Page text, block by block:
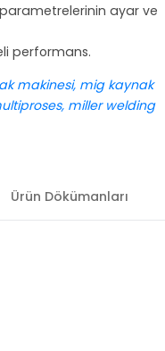
ayar ve
performans.
makinesi, mig kaynak
miller welding
Ürün Dökümanları